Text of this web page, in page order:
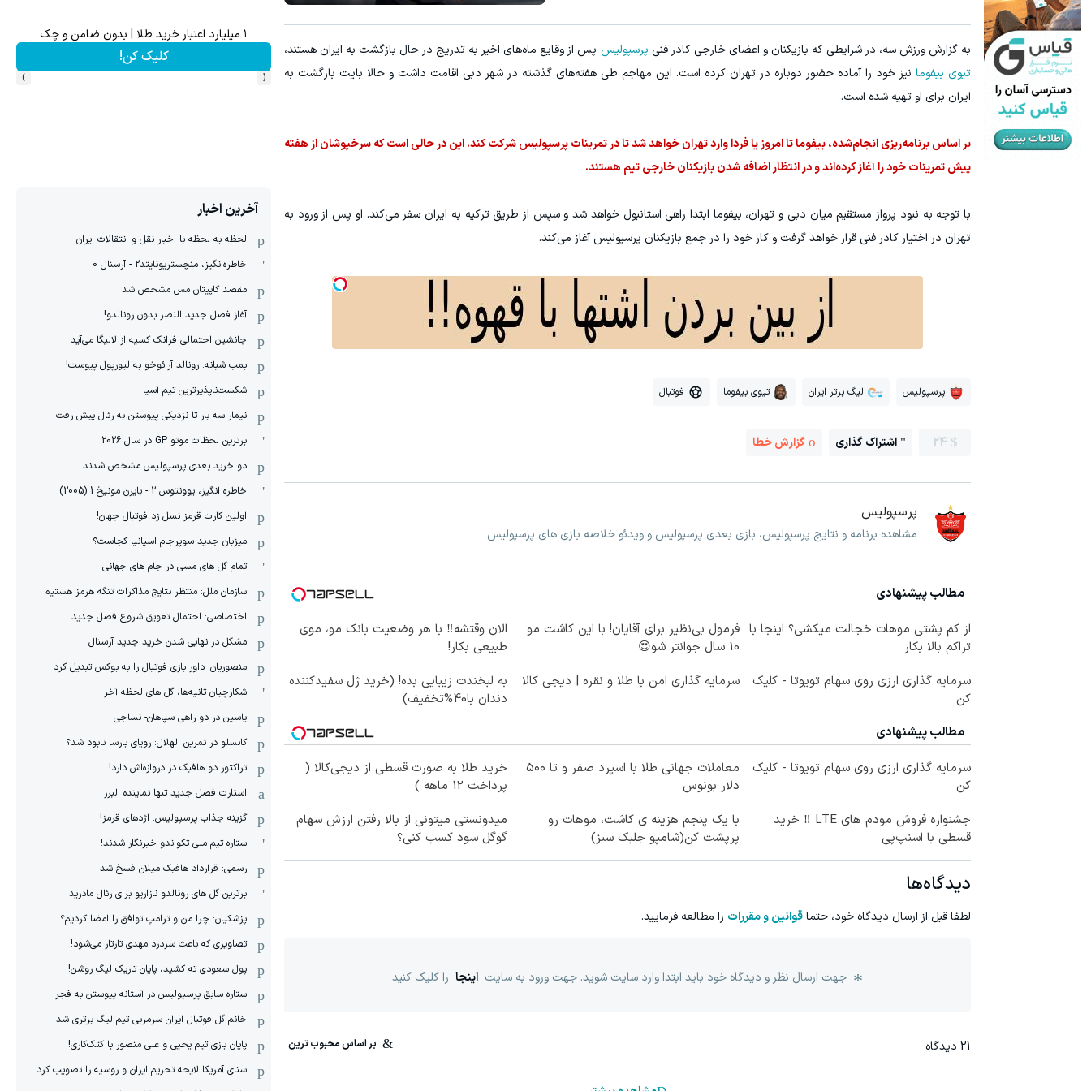
به گزارش ورزش سه، در شرایطی که بازیکنان و اعضای خارجی کادر فنی پرسپولیس پس از وقایع ماه‌های اخیر به تدریج در حال بازگشت به ایران هستند،
تیوی بیفوما نیز خود را آماده حضور دوباره در تهران کرده است. این مهاجم طی هفته‌های گذشته در شهر دبی اقامت داشت و حالا بایت بازگشت به
ایران برای او تهیه شده است.
بر اساس برنامه‌ریزی انجام‌شده، بیفوما تا امروز یا فردا وارد تهران خواهد شد تا در تمرینات پرسپولیس شرکت کند. این در حالی است که سرخپوشان از هفته
پیش تمرینات خود را آغاز کرده‌اند و در انتظار اضافه شدن بازیکنان خارجی تیم هستند.
با توجه به نبود پرواز مستقیم میان دبی و تهران، بیفوما ابتدا راهی استانبول خواهد شد و سپس از طریق ترکیه به ایران سفر می‌کند. او پس از ورود به
تهران در اختیار کادر فنی قرار خواهد گرفت و کار خود را در جمع بازیکنان پرسپولیس آغاز می‌کند.
پرسپولیس لیگ برتر ایران تیوی بیفوما فوتبال
24 اشتراک گذاری گزارش خطا
پرسپولیس
مشاهده برنامه و نتایج پرسپولیس، بازی بعدی پرسپولیس و ویدئو خلاصه بازی های پرسپولیس
مطالب پیشنهادی
از کم پشتی موهات خجالت میکشی؟ اینجا با
تراکم بالا بکار
فرمول بی‌نظیر برای آقایان! با این کاشت مو
10 سال جوانتر شو😍
الان وقتشه‼️ با هر وضعیت بانک مو، موی
طبیعی بکار!
سرمایه گذاری ارزی روی سهام تویوتا - کلیک
کن
سرمایه گذاری امن با طلا و نقره | دیجی کالا
به لبخندت زیبایی بده! (خرید ژل سفیدکننده
دندان با40%تخفیف)
مطالب پیشنهادی
سرمایه گذاری ارزی روی سهام تویوتا - کلیک
کن
معاملات جهانی طلا با اسپرد صفر و تا ۵۰۰
دلار بونوس
خرید طلا به صورت قسطی از دیجی‌کالا (
پرداخت 12 ماهه )
جشنواره فروش مودم های LTE ‼️ خرید
قسطی با اسنپ‌پی
با یک پنجم هزینه ی کاشت، موهات رو
پرپشت کن(شامپو جلبک سبز)
میدونستی میتونی از بالا رفتن ارزش سهام
گوگل سود کسب کنی؟
دیدگاه‌ها
لطفا قبل از ارسال دیدگاه خود، حتماقوانین و مقررات را مطالعه فرمایید.
جهت ارسال نظر و دیدگاه خود باید ابتدا وارد سایت شوید. جهت ورود به سایت اینجا را کلیک کنید
21 دیدگاه
۳ دلار پاداش در هر لات معاملاتی در بروکر اینوسلو
ثبت نام کنید ثبت نام کنید
میدونستی میتونی از بالا رفتن ارزش سهام گوگل سود کسب کنی؟
ثبت نام کنید
۱ میلیارد اعتبار خرید طلا | بدون ضامن و چک
کلیک کن!
‹
›
آخرین اخبار
لحظه به لحظه با اخبار نقل و انتقالات ایران
خاطره‌انگیز، منچستریونایتد2 - آرسنال 0
مقصد کاپیتان مس مشخص شد
آغاز فصل جدید النصر بدون رونالدو!
جانشین احتمالی فرانک کسیه از لالیگا می‌آید
بمب شبانه: رونالد آرائوخو به لیورپول پیوست!
شکست‌ناپذیرترین تیم آسیا
نیمار سه بار تا نزدیکی پیوستن به رئال پیش رفت
برترین لحظات موتو GP در سال 2026
دو خرید بعدی پرسپولیس مشخص شدند
خاطره انگیز، یوونتوس 2 - بایرن مونیخ 1 (2005)
اولین کارت قرمز نسل زد فوتبال جهان!
میزبان جدید سوپرجام اسپانیا کجاست؟
تمام گل های مسی در جام های جهانی
سازمان ملل: منتظر نتایج مذاکرات تنگه هرمز هستیم
اختصاصی: احتمال تعویق شروع فصل جدید
مشکل در نهایی شدن خرید جدید آرسنال
منصوریان: داور بازی فوتبال را به بوکس تبدیل کرد
شکارچیان ثانیه‌ها، گل های لحظه آخر
یاسین در دو راهی سپاهان- نساجی
کانسلو در تمرین الهلال: رویای بارسا نابود شد؟
تراکتور دو هافبک در دروازه‌اش دارد!
استارت فصل جدید تنها نماینده البرز
گزینه جذاب پرسپولیس: اژدهای قرمز!
ستاره تیم ملی تکواندو خبرنگار شدند!
رسمی: قرارداد هافبک میلان فسخ شد
برترین گل های رونالدو نازاریو برای رئال مادرید
پزشکیان: چرا من و ترامپ توافق را امضا کردیم؟
تصاویری که باعث سردرد مهدی تارتار می‌شود!
پول سعودی ته کشید، پایان تاریک لیگ روشن!
ستاره سابق پرسپولیس در آستانه پیوستن به فجر
خانم گل فوتبال ایران سرمربی تیم لیگ برتری شد
پایان بازی تیم یحیی و علی منصور با کتک‌کاری!
سنای آمریکا لایحه تحریم ایران و روسیه را تصویب کرد